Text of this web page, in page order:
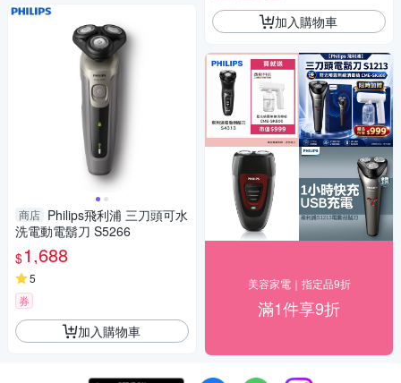
商店 Philips飛利浦 三刀頭可水
洗電動電鬍刀 S5266
$1,688
5
券
加入購物車
加入購物車
美容家電｜指定品9折
滿1件享9折